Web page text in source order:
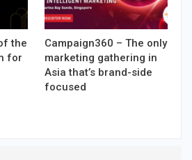
the
for
Campaign360 – The only
marketing gathering in
Asia that’s brand-side
focused